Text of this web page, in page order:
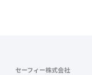
セーフィー株式会社